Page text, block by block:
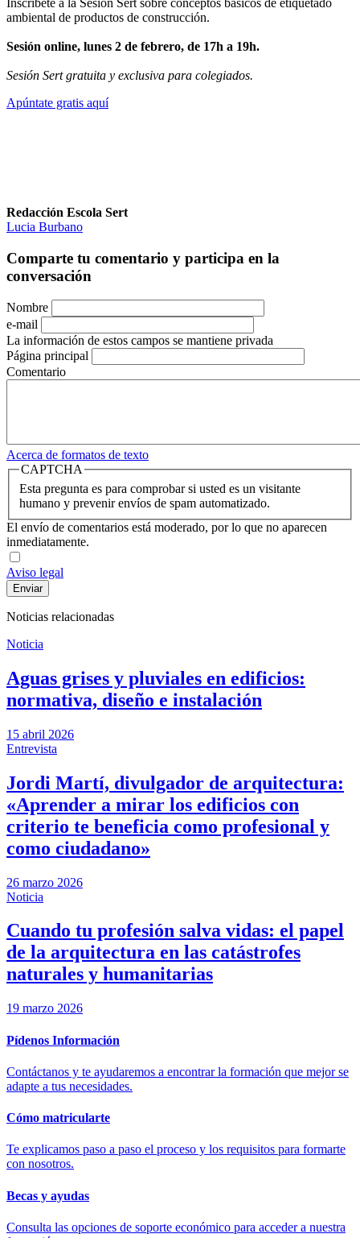
ambiental de productos de construcción.
Sesión online, lunes 2 de febrero, de 17h a 19h.
Sesión Sert gratuita y exclusiva para colegiados.
Apúntate gratis aquí
Redacción Escola Sert
Lucia Burbano
Comparte tu comentario y participa en la
conversación
Nombre
e-mail
La información de estos campos se mantiene privada
Página principal
Comentario
Acerca de formatos de texto
CAPTCHA
Esta pregunta es para comprobar si usted es un visitante
humano y prevenir envíos de spam automatizado.
El envío de comentarios está moderado, por lo que no aparecen
inmediatamente.
Aviso legal
Noticias relacionadas
Noticia
Aguas grises y pluviales en edificios:
normativa, diseño e instalación
15 abril 2026
Entrevista
Jordi Martí, divulgador de arquitectura:
«Aprender a mirar los edificios con
criterio te beneficia como profesional y
como ciudadano»
26 marzo 2026
Noticia
Cuando tu profesión salva vidas: el papel
de la arquitectura en las catástrofes
naturales y humanitarias
19 marzo 2026
Pídenos Información
Contáctanos y te ayudaremos a encontrar la formación que mejor se
adapte a tus necesidades.
Cómo matricularte
Te explicamos paso a paso el proceso y los requisitos para formarte
con nosotros.
Becas y ayudas
Consulta las opciones de soporte económico para acceder a nuestra